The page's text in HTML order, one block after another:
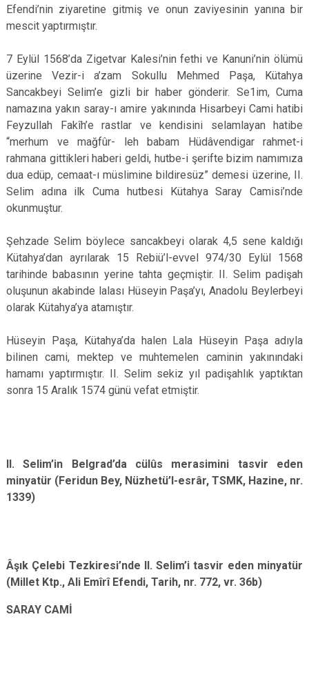
Efendi’nin ziyaretine gitmiş ve onun zaviyesinin yanına bir
mescit yaptırmıştır.
7 Eylül 1568’da Zigetvar Kalesi’nin fethi ve Kanuni’nin ölümü
üzerine Vezir-i a’zam Sokullu Mehmed Paşa, Kütahya
Sancakbeyi Selim’e gizli bir haber gönderir. Se1im, Cuma
namazına yakın saray-ı amire yakınında Hisarbeyi Cami hatibi
Feyzullah Fakîh’e rastlar ve kendisini selamlayan hatibe
“merhum ve mağfûr- leh babam Hüdâvendigar rahmet-i
rahmana gittikleri haberi geldi, hutbe-i şerifte bizim namımıza
dua edüp, cemaat-ı müslimine bildiresüz” demesi üzerine, II.
Selim adına ilk Cuma hutbesi Kütahya Saray Camisi’nde
okunmuştur.
Şehzade Selim böylece sancakbeyi olarak 4,5 sene kaldığı
Kütahya’dan ayrılarak 15 Rebiü’l-evvel 974/30 Eylül 1568
tarihinde babasının yerine tahta geçmiştir. II. Selim padişah
oluşunun akabinde lalası Hüseyin Paşa’yı, Anadolu Beylerbeyi
olarak Kütahya’ya atamıştır.
Hüseyin Paşa, Kütahya’da halen Lala Hüseyin Paşa adıyla
bilinen cami, mektep ve muhtemelen caminin yakınındaki
hamamı yaptırmıştır. II. Selim sekiz yıl padişahlık yaptıktan
sonra 15 Aralık 1574 günü vefat etmiştir.
II. Selim’in Belgrad’da cülûs merasimini tasvir eden
minyatür (Feridun Bey, Nüzhetü’l-esrâr, TSMK, Hazine, nr.
1339)
Âşık Çelebi Tezkiresi’nde II. Selim’i tasvir eden minyatür
(Millet Ktp., Ali Emîrî Efendi, Tarih, nr. 772, vr. 36b)
SARAY CAMİ